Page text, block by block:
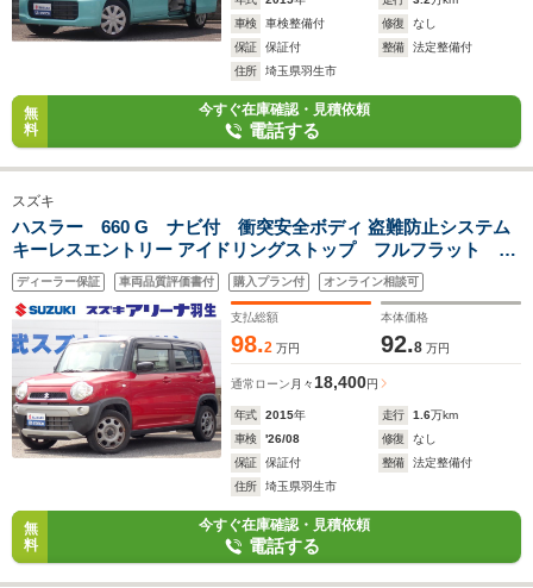
車検
車検整備付 修復
なし
保証
保証付 整備
法定整備付
住所
埼玉県羽生市
無
料
今すぐ在庫確認・見積依頼
電話する
スズキ
ハスラー 660 G ナビ付 衝突安全ボディ 盗難防止システム
キーレスエントリー アイドリングストップ フルフラット シ
ートヒーター エアコン パワーステアリング パワーウィンドウ
運転席エアバッグ 助手席エアバッグ
ディーラー保証 車両品質評価書付 購入プラン付 オンライン相談可
支払総額
98.2 万円
本体価格
92.8 万円
通常ローン 月々 18,400円
年式 2015年 走行 1.6万km
車検
'26/08 修復
なし
保証
保証付 整備
法定整備付
住所
埼玉県羽生市
無
料
今すぐ在庫確認・見積依頼
電話する